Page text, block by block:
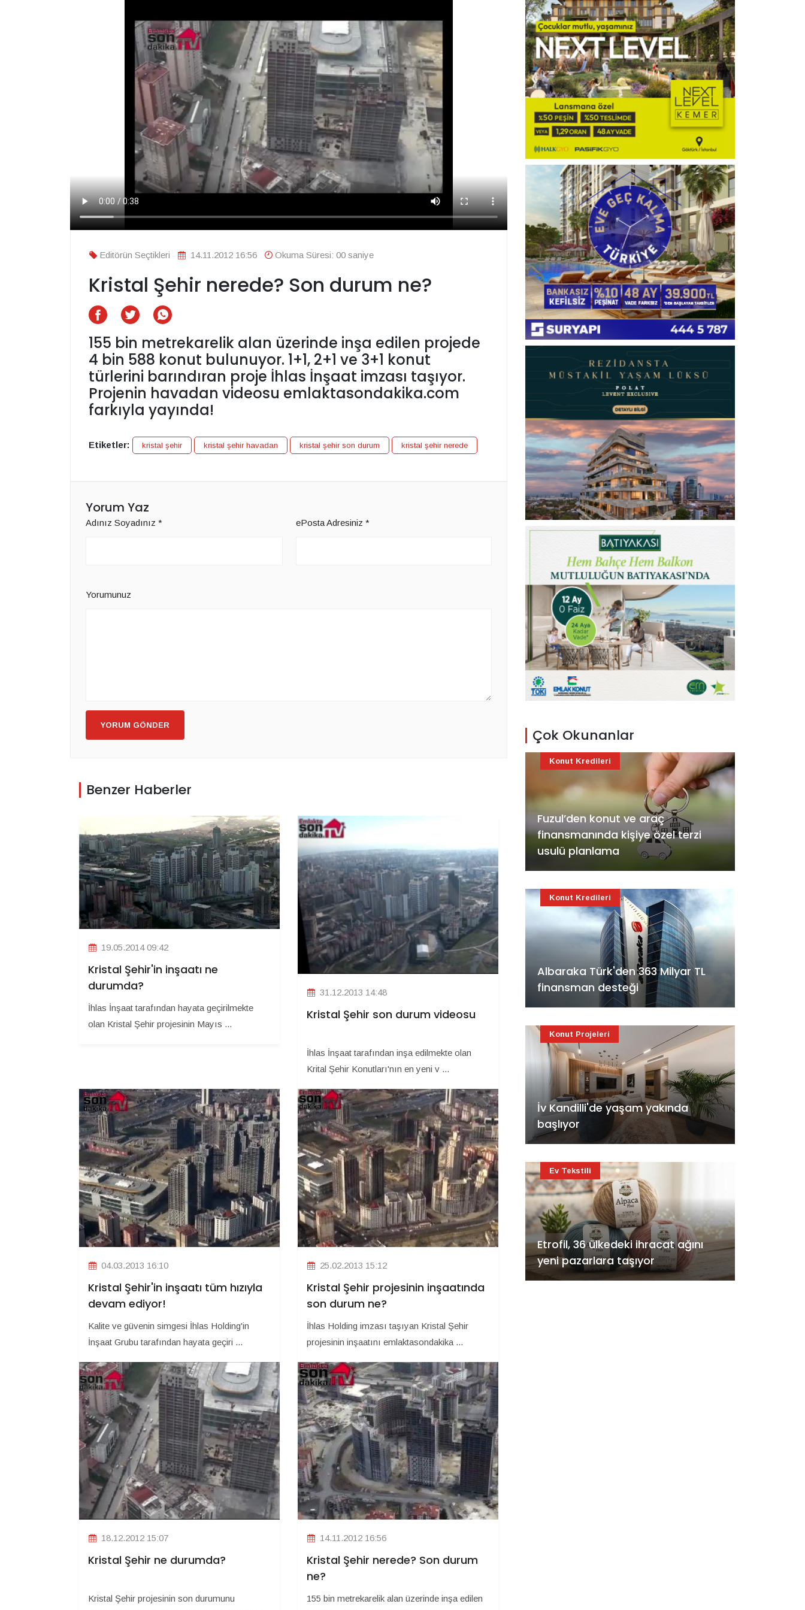
Editörün Seçtikleri 14.11.2012 16:56 Okuma Süresi: 00 saniye
Kristal Şehir nerede? Son durum ne?
155 bin metrekarelik alan üzerinde inşa edilen projede
4 bin 588 konut bulunuyor. 1+1, 2+1 ve 3+1 konut
türlerini barındıran proje İhlas İnşaat imzası taşıyor.
Projenin havadan videosu emlaktasondakika.com
farkıyla yayında!
Etiketler: kristal şehir kristal şehir havadan kristal şehir son durum kristal şehir nerede
Yorum Yaz
Adınız Soyadınız * ePosta Adresiniz *
Yorumunuz
YORUM GÖNDER
Benzer Haberler
19.05.2014 09:42
Kristal Şehir'in inşaatı ne
durumda?
İhlas İnşaat tarafından hayata geçirilmekte
olan Kristal Şehir projesinin Mayıs ...
31.12.2013 14:48
Kristal Şehir son durum videosu
İhlas İnşaat tarafından inşa edilmekte olan
Krital Şehir Konutları'nın en yeni v ...
04.03.2013 16:10
Kristal Şehir'in inşaatı tüm hızıyla
devam ediyor!
Kalite ve güvenin simgesi İhlas Holding'in
İnşaat Grubu tarafından hayata geçiri ...
25.02.2013 15:12
Kristal Şehir projesinin inşaatında
son durum ne?
İhlas Holding imzası taşıyan Kristal Şehir
projesinin inşaatını emlaktasondakika ...
18.12.2012 15:07
Kristal Şehir ne durumda?
Kristal Şehir projesinin son durumunu
14.11.2012 16:56
Kristal Şehir nerede? Son durum
ne?
155 bin metrekarelik alan üzerinde inşa edilen
Çok Okunanlar
Fuzul’den konut ve araç
finansmanında kişiye özel terzi
usulü planlama
Konut Kredileri
Albaraka Türk'den 363 Milyar TL
finansman desteği
Konut Kredileri
İv Kandilli'de yaşam yakında
başlıyor
Konut Projeleri
Etrofil, 36 ülkedeki ihracat ağını
yeni pazarlara taşıyor
Ev Tekstili